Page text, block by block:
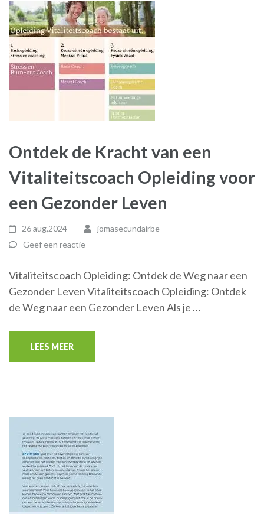
Ontdek de Kracht van een
Vitaliteitscoach Opleiding voor
een Gezonder Leven
26 aug,2024
jomasecundairbe
Geef een reactie
Vitaliteitscoach Opleiding: Ontdek de Weg naar een
Gezonder Leven Vitaliteitscoach Opleiding: Ontdek
de Weg naar een Gezonder Leven Als je …
LEES MEER